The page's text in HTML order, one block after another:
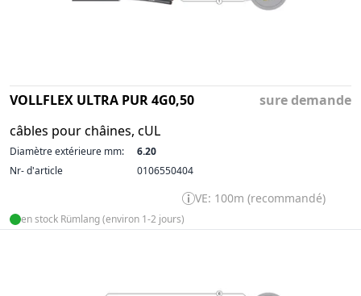
VOLLFLEX ULTRA PUR 4G0,50
câbles pour châines, cUL
sure demande
Diamètre extérieure mm:
6.20
Nr- d'article
0106550404
VE: 100m (recommandé)
en stock Rümlang (environ 1-2 jours)